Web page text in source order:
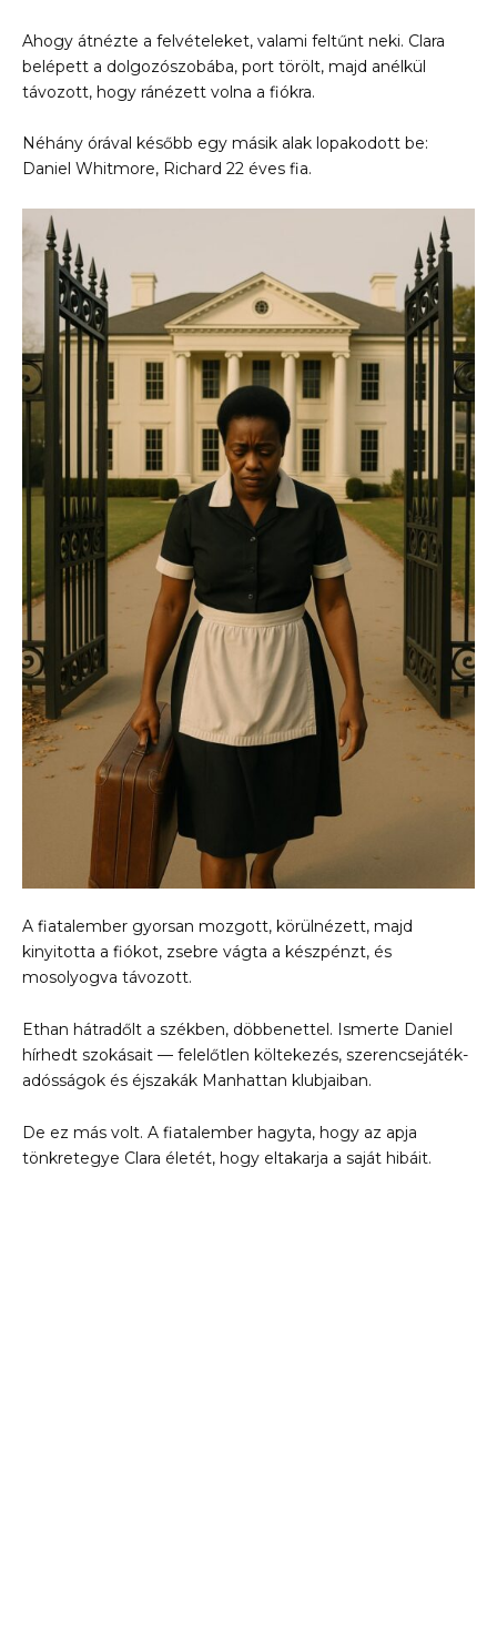
Ahogy átnézte a felvételeket, valami feltűnt neki. Clara
belépett a dolgozószobába, port törölt, majd anélkül
távozott, hogy ránézett volna a fiókra.
Néhány órával később egy másik alak lopakodott be:
Daniel Whitmore, Richard 22 éves fia.
A fiatalember gyorsan mozgott, körülnézett, majd
kinyitotta a fiókot, zsebre vágta a készpénzt, és
mosolyogva távozott.
Ethan hátradőlt a székben, döbbenettel. Ismerte Daniel
hírhedt szokásait — felelőtlen költekezés, szerencsejáték-
adósságok és éjszakák Manhattan klubjaiban.
De ez más volt. A fiatalember hagyta, hogy az apja
tönkretegye Clara életét, hogy eltakarja a saját hibáit.